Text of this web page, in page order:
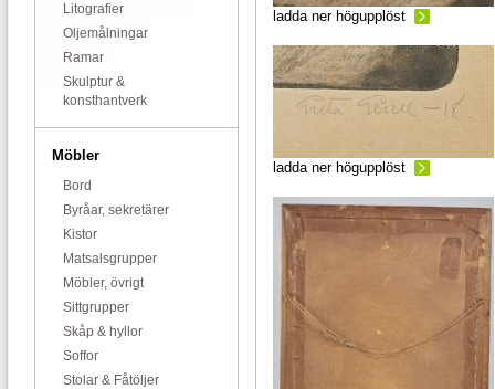
Litografier
Oljemålningar
Ramar
Skulptur &
konsthantverk
Möbler
Bord
Byråar, sekretärer
Kistor
Matsalsgrupper
Möbler, övrigt
Sittgrupper
Skåp & hyllor
Soffor
Stolar & Fåtöljer
ladda ner högupplöst
ladda ner högupplöst